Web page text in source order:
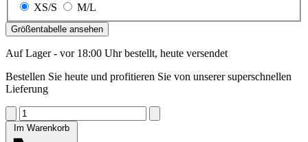
XS/S M/L
Größentabelle ansehen
Auf Lager - vor 18:00 Uhr bestellt, heute versendet
Bestellen Sie heute und profitieren Sie von unserer superschnellen
Lieferung
Im Warenkorb